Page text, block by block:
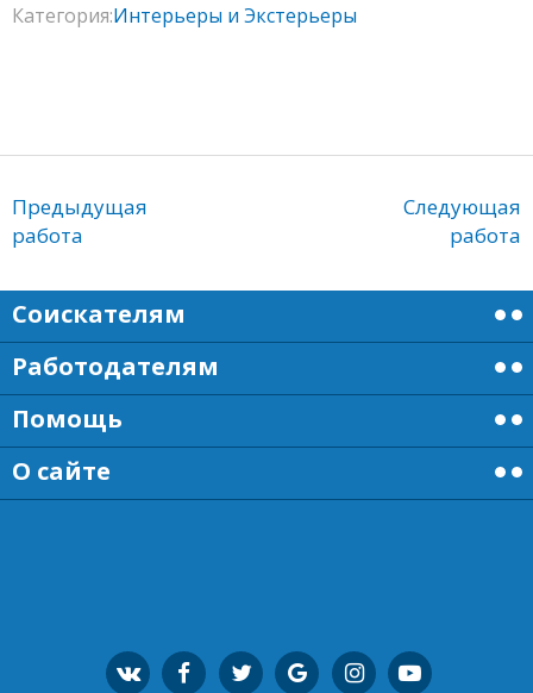
Категория:Интерьеры и Экстерьеры
Предыдущая
работа
Следующая
работа
Соискателям
Работодателям
Помощь
О сайте